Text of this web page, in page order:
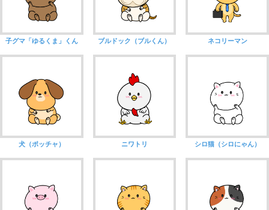
子グマ「ゆるくま」くん ブルドック（ブルくん） ネコリーマン
犬（ポッチャ） ニワトリ シロ猫（シロにゃん）